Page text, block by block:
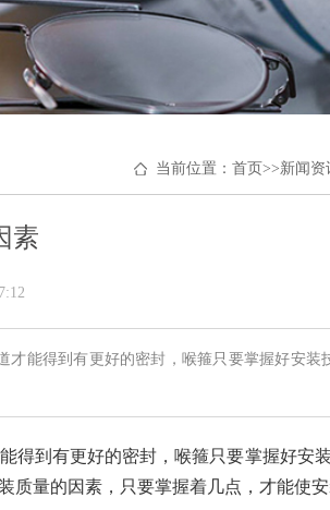
当前位置： 首页 >>新闻资
素
能得到有更好的密封，喉箍只要掌握好安装
到有更好的密封，喉箍只要掌握好安装
质量的因素，只要掌握着几点，才能使